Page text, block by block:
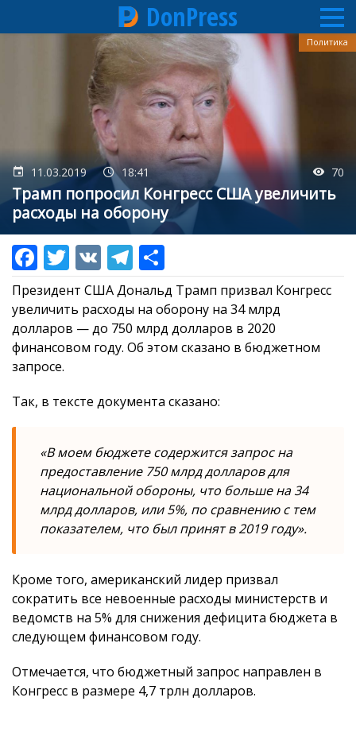
DonPress
11.03.2019 18:41 70
Трамп попросил Конгресс США увеличить
расходы на оборону
Политика
Президент США Дональд Трамп призвал Конгресс
увеличить расходы на оборону на 34 млрд
долларов — до 750 млрд долларов в 2020
финансовом году. Об этом сказано в бюджетном
запросе.
Так, в тексте документа сказано:
«В моем бюджете содержится запрос на
предоставление 750 млрд долларов для
национальной обороны, что больше на 34
млрд долларов, или 5%, по сравнению с тем
показателем, что был принят в 2019 году».
Кроме того, американский лидер призвал
сократить все невоенные расходы министерств и
ведомств на 5% для снижения дефицита бюджета в
следующем финансовом году.
Отмечается, что бюджетный запрос направлен в
Конгресс в размере 4,7 трлн долларов.